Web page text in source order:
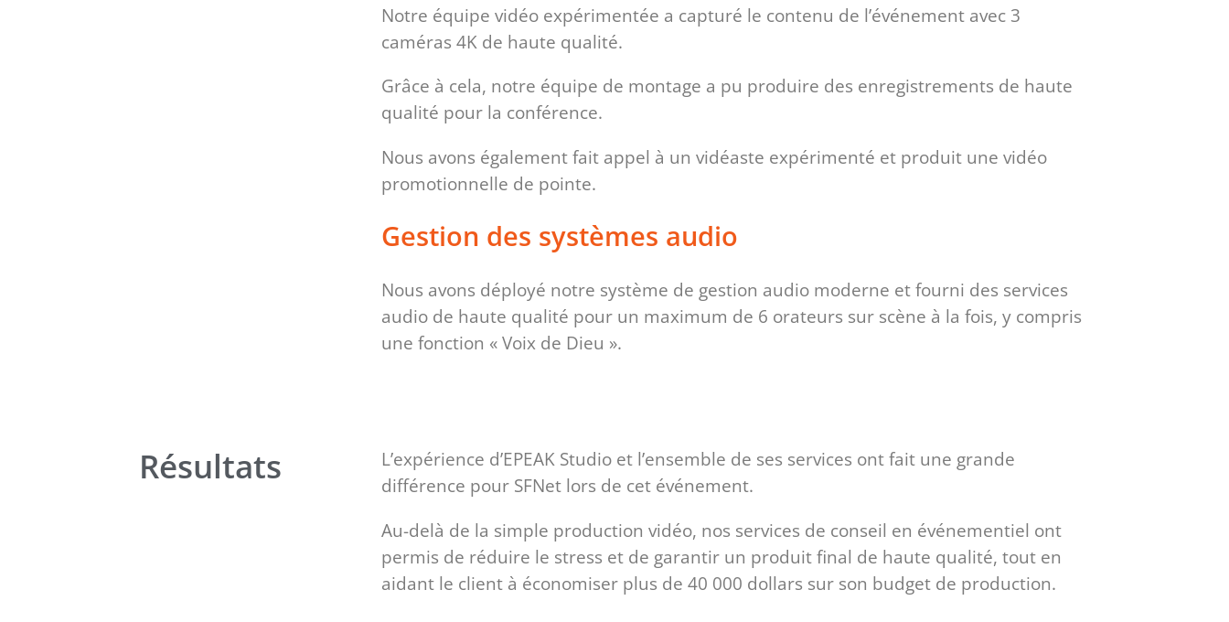
Notre équipe vidéo expérimentée a capturé le contenu de l’événement avec 3
caméras 4K de haute qualité.
Grâce à cela, notre équipe de montage a pu produire des enregistrements de haute
qualité pour la conférence.
Nous avons également fait appel à un vidéaste expérimenté et produit une vidéo
promotionnelle de pointe.
Gestion des systèmes audio
Nous avons déployé notre système de gestion audio moderne et fourni des services
audio de haute qualité pour un maximum de 6 orateurs sur scène à la fois, y compris
une fonction « Voix de Dieu ».
Résultats
L’expérience d’EPEAK Studio et l’ensemble de ses services ont fait une grande
différence pour SFNet lors de cet événement.
Au-delà de la simple production vidéo, nos services de conseil en événementiel ont
permis de réduire le stress et de garantir un produit final de haute qualité, tout en
aidant le client à économiser plus de 40 000 dollars sur son budget de production.